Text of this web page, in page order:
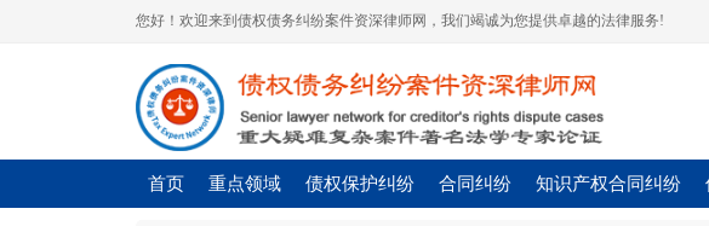
您好！欢迎来到债权债务纠纷案件资深律师网，我们竭诚为您提供卓越的法律服务!
首页 重点领域 债权保护纠纷 合同纠纷 知识产权合同纠纷